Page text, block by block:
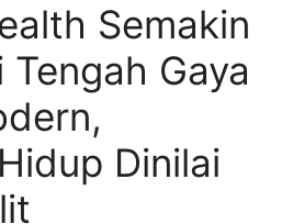
Semakin
Tengah Gaya
Dinilai